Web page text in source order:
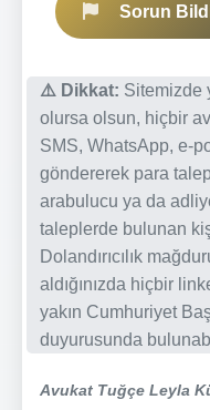
Sorun
⚠️ Dikkat: Sitemizde
olursa olsun, hiçbir
SMS, WhatsApp, e-
göndererek para
arabulucu ya da
taleplerde bulunan
Dolandırıcılık
aldığınızda hiçbir
yakın Cumhuriyet
duyurusunda
Avukat Tuğçe Leyla